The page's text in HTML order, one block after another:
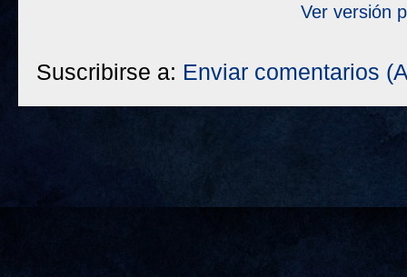
Ver versión
Suscribirse a: Enviar comentarios